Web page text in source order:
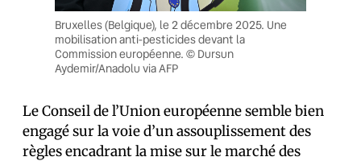
Bruxelles (Belgique), le 2 décembre 2025. Une
mobilisation anti-pesticides devant la
Commission européenne. © Dursun
Aydemir/Anadolu via AFP
Le Conseil de l’Union européenne semble bien
engagé sur la voie d’un assouplissement des
règles encadrant la mise sur le marché des